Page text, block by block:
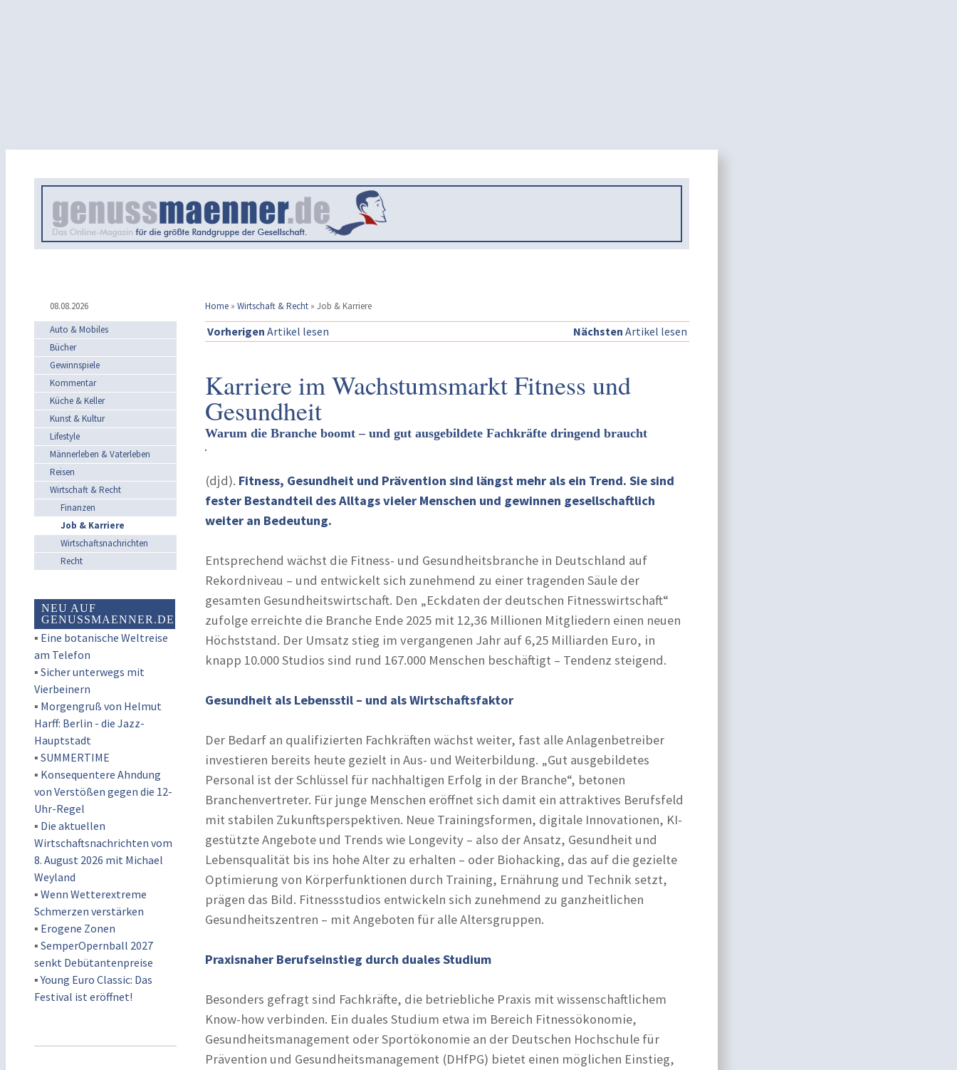
08.08.2026 Home » Wirtschaft & Recht » Job & Karriere
Auto & Mobiles
Bücher
Gewinnspiele
Kommentar
Küche & Keller
Kunst & Kultur
Lifestyle
Männerleben & Vaterleben
Reisen
Wirtschaft & Recht
Finanzen
Job & Karriere
Wirtschaftsnachrichten
Recht
NEU AUF
GENUSSMAENNER.DE
▪ Eine botanische Weltreise
am Telefon
▪ Sicher unterwegs mit
Vierbeinern
▪ Morgengruß von Helmut
Harff: Berlin - die Jazz-
Hauptstadt
▪ SUMMERTIME
▪ Konsequentere Ahndung
von Verstößen gegen die 12-
Uhr-Regel
▪ Die aktuellen
Wirtschaftsnachrichten vom
8. August 2026 mit Michael
Weyland
▪ Wenn Wetterextreme
Schmerzen verstärken
▪ Erogene Zonen
▪ SemperOpernball 2027
senkt Debütantenpreise
▪Young Euro Classic: Das
Festival ist eröffnet!
Vorherigen Artikel lesen Nächsten Artikel lesen
Karriere im Wachstumsmarkt Fitness und
Gesundheit
Warum die Branche boomt – und gut ausgebildete Fachkräfte dringend braucht
(djd). Fitness, Gesundheit und Prävention sind längst mehr als ein Trend. Sie sind
fester Bestandteil des Alltags vieler Menschen und gewinnen gesellschaftlich
weiter an Bedeutung.
Entsprechend wächst die Fitness- und Gesundheitsbranche in Deutschland auf
Rekordniveau – und entwickelt sich zunehmend zu einer tragenden Säule der
gesamten Gesundheitswirtschaft. Den „Eckdaten der deutschen Fitnesswirtschaft“
zufolge erreichte die Branche Ende 2025 mit 12,36 Millionen Mitgliedern einen neuen
Höchststand. Der Umsatz stieg im vergangenen Jahr auf 6,25 Milliarden Euro, in
knapp 10.000 Studios sind rund 167.000 Menschen beschäftigt – Tendenz steigend.
Gesundheit als Lebensstil – und als Wirtschaftsfaktor
Der Bedarf an qualifizierten Fachkräften wächst weiter, fast alle Anlagenbetreiber
investieren bereits heute gezielt in Aus- und Weiterbildung. „Gut ausgebildetes
Personal ist der Schlüssel für nachhaltigen Erfolg in der Branche“, betonen
Branchenvertreter. Für junge Menschen eröffnet sich damit ein attraktives Berufsfeld
mit stabilen Zukunftsperspektiven. Neue Trainingsformen, digitale Innovationen, KI-
gestützte Angebote und Trends wie Longevity – also der Ansatz, Gesundheit und
Lebensqualität bis ins hohe Alter zu erhalten – oder Biohacking, das auf die gezielte
Optimierung von Körperfunktionen durch Training, Ernährung und Technik setzt,
prägen das Bild. Fitnessstudios entwickeln sich zunehmend zu ganzheitlichen
Gesundheitszentren – mit Angeboten für alle Altersgruppen.
Praxisnaher Berufseinstieg durch duales Studium
Besonders gefragt sind Fachkräfte, die betriebliche Praxis mit wissenschaftlichem
Know-how verbinden. Ein duales Studium etwa im Bereich Fitnessökonomie,
Gesundheitsmanagement oder Sportökonomie an der Deutschen Hochschule für
Prävention und Gesundheitsmanagement (DHfPG) bietet einen möglichen Einstieg,